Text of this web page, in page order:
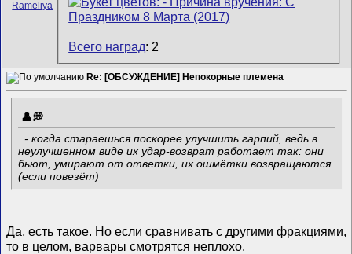
Всего наград: 2
Re: [ОБСУЖДЕНИЕ] Непокорные племена
. - когда стараешься поскорее улучшить гарпий, ведь в
неулучшенном виде их удар-возврат работает так: они
бьют, умирают от ответки, их ошмётки возвращаются
(если повезёт)
Да, есть такое. Но если сравнивать с другими фракциями,
то в целом, варвары смотрятся неплохо.